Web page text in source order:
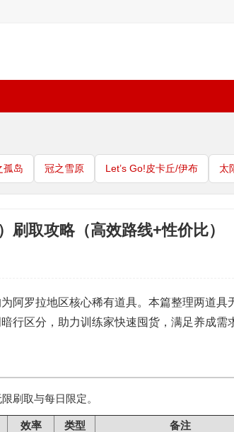
孤岛 冠之雪原 Let’s Go!皮卡丘/伊布 太
取攻略（高效路线+性价比）
阿罗拉地区核心稀有道具。本篇整理两道具
行区分，助力训练家快速囤货，满足养成需
刷取与每日限定。
效率 类型 备注